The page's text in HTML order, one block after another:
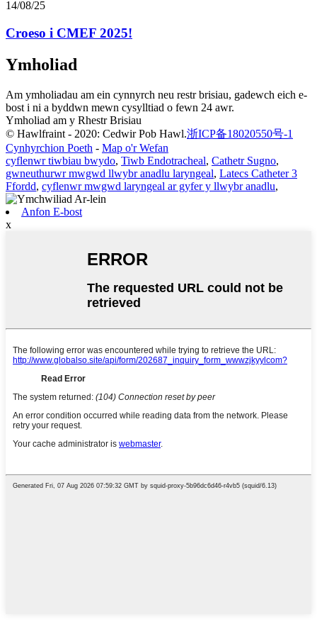
14/08/25
Croeso i CMEF 2025!
Ymholiad
Am ymholiadau am ein cynnyrch neu restr brisiau, gadewch eich e-
bost i ni a byddwn mewn cysylltiad o fewn 24 awr.
Ymholiad am y Rhestr Brisiau
© Hawlfraint - 2020: Cedwir Pob Hawl.浙ICP备18020550号-1
Cynhyrchion Poeth - Map o'r Wefan
cyflenwr tiwbiau bwydo, Tiwb Endotracheal, Cathetr Sugno,
gwneuthurwr mwgwd llwybr anadlu laryngeal, Latecs Catheter 3
Ffordd, cyflenwr mwgwd laryngeal ar gyfer y llwybr anadlu,
Anfon E-bost
x